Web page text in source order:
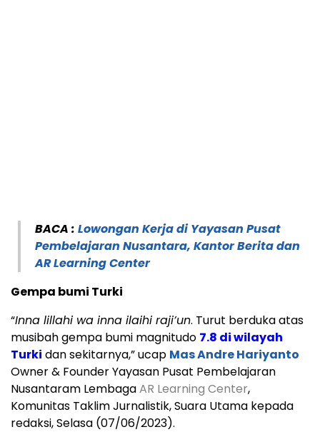
BACA : Lowongan Kerja di Yayasan Pusat
Pembelajaran Nusantara, Kantor Berita dan
AR Learning Center
Gempa bumi Turki
“Inna lillahi wa inna ilaihi raji’un. Turut berduka atas
musibah gempa bumi magnitudo 7.8 di wilayah
Turki dan sekitarnya,” ucap Mas Andre Hariyanto
Owner & Founder Yayasan Pusat Pembelajaran
Nusantaram LembagaAR Learning Center,
Komunitas Taklim Jurnalistik, Suara Utama kepada
redaksi, Selasa (07/06/2023).